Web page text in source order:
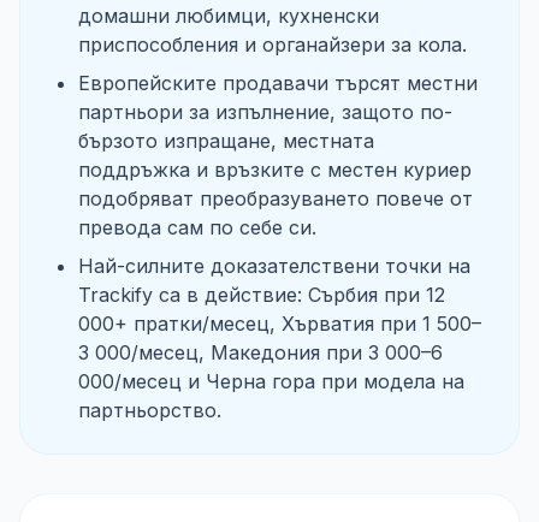
домашни любимци, кухненски
приспособления и органайзери за кола.
Европейските продавачи търсят местни
партньори за изпълнение, защото по-
бързото изпращане, местната
поддръжка и връзките с местен куриер
подобряват преобразуването повече от
превода сам по себе си.
Най-силните доказателствени точки на
Trackify са в действие: Сърбия при 12
000+ пратки/месец, Хърватия при 1 500–
3 000/месец, Македония при 3 000–6
000/месец и Черна гора при модела на
партньорство.